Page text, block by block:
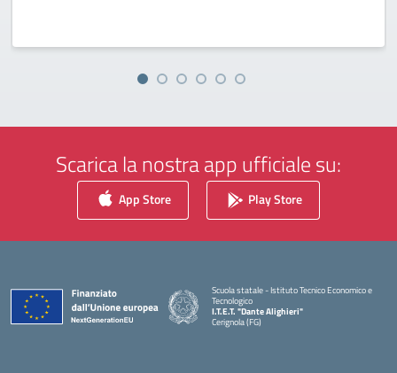
Scarica la nostra app ufficiale su:
App Store Play Store
Scuola statale - Istituto Tecnico Economico e
Tecnologico
I.T.E.T. "Dante Alighieri"
Cerignola (FG)
— Visita la pagina iniziale della scuola